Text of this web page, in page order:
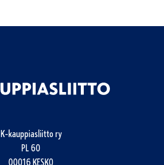
K-kauppiasliitto ry
PL 60
00016 KESKO